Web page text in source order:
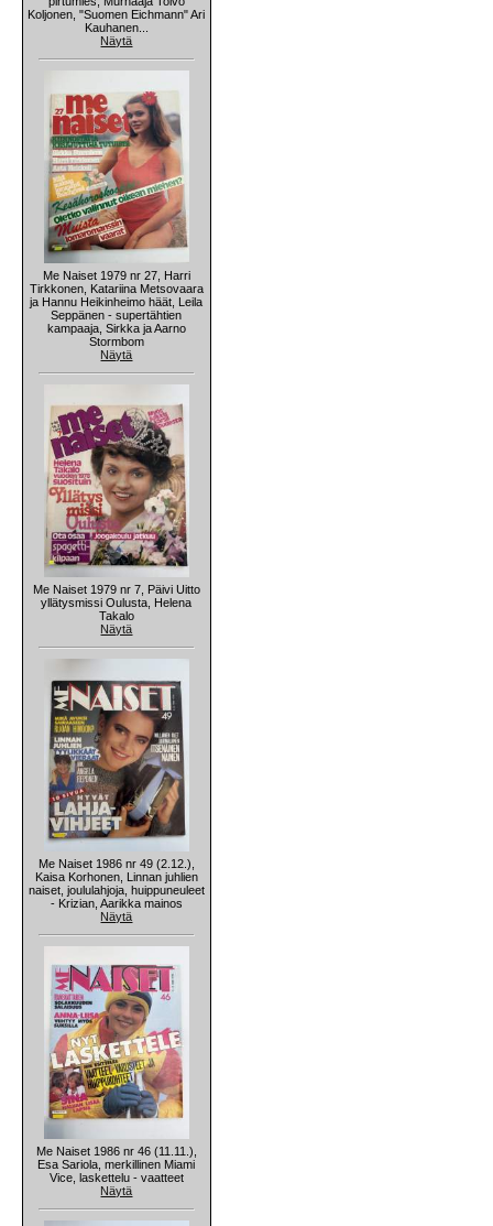
Koljonen, "Suomen Eichmann" Ari
Kauhanen...
Näytä
Me Naiset 1979 nr 27, Harri
Tirkkonen, Katariina Metsovaara
ja Hannu Heikinheimo häät, Leila
Seppänen - supertähtien
kampaaja, Sirkka ja Aarno
Stormbom
Näytä
Me Naiset 1979 nr 7, Päivi Uitto
yllätysmissi Oulusta, Helena
Takalo
Näytä
Me Naiset 1986 nr 49 (2.12.),
Kaisa Korhonen, Linnan juhlien
naiset, joululahjoja, huippuneuleet
- Krizian, Aarikka mainos
Näytä
Me Naiset 1986 nr 46 (11.11.),
Esa Sariola, merkillinen Miami
Vice, laskettelu - vaatteet
Näytä